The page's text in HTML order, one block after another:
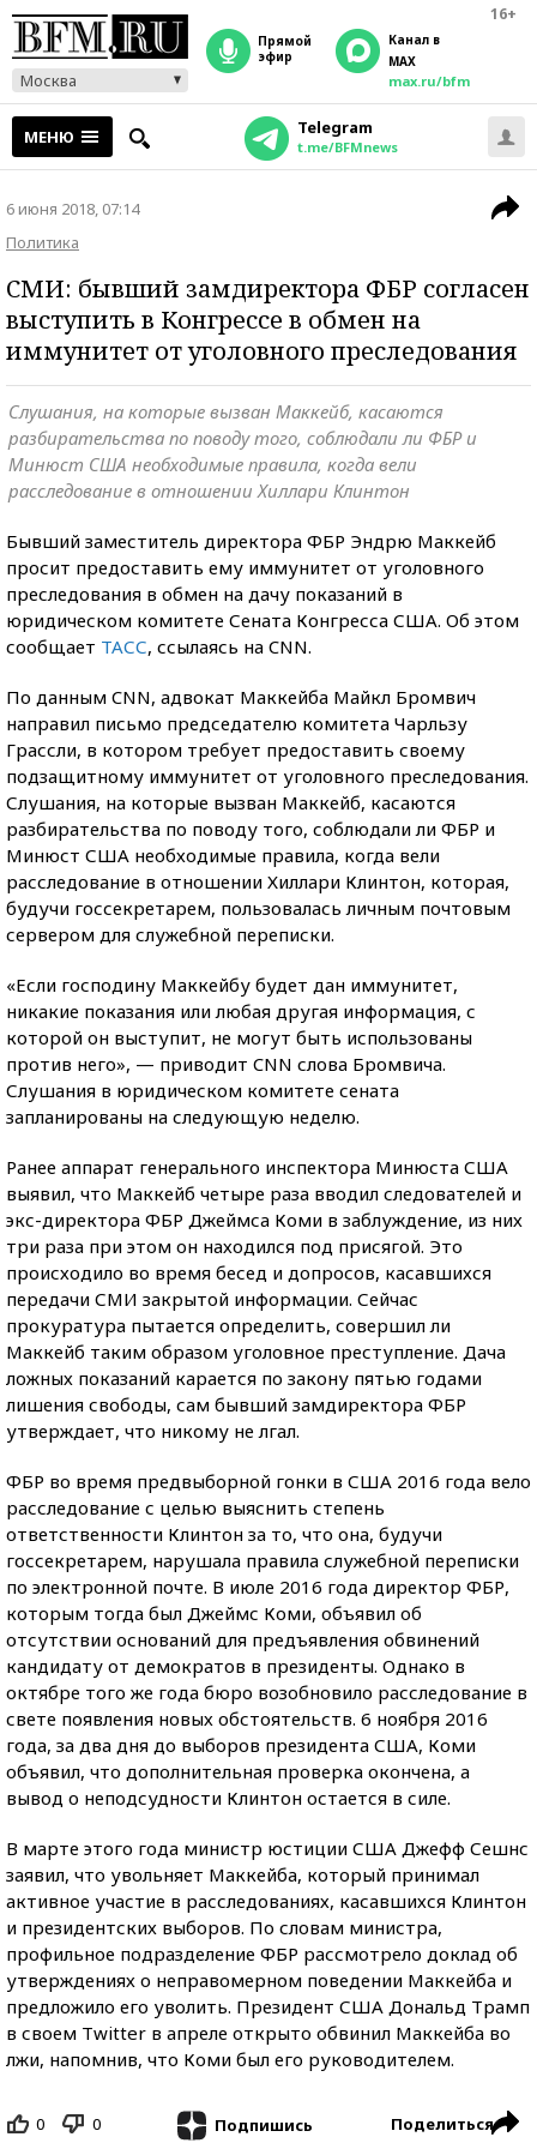
16+
Москва
прямой
эфир
Канал в
MAX
max.ru/bfm
МЕНЮ Telegram
t.me/BFMnews
6 июня 2018, 07:14
Политика
СМИ: бывший замдиректора ФБР согласен
выступить в Конгрессе в обмен на
иммунитет от уголовного преследования
Слушания, на которые вызван Маккейб, касаются
разбирательства по поводу того, соблюдали ли ФБР и
Минюст США необходимые правила, когда вели
расследование в отношении Хиллари Клинтон
Бывший заместитель директора ФБР Эндрю Маккейб
просит предоставить ему иммунитет от уголовного
преследования в обмен на дачу показаний в
юридическом комитете Сената Конгресса США. Об этом
сообщает ТАСС, ссылаясь на CNN.
По данным CNN, адвокат Маккейба Майкл Бромвич
направил письмо председателю комитета Чарльзу
Грассли, в котором требует предоставить своему
подзащитному иммунитет от уголовного преследования.
Слушания, на которые вызван Маккейб, касаются
разбирательства по поводу того, соблюдали ли ФБР и
Минюст США необходимые правила, когда вели
расследование в отношении Хиллари Клинтон, которая,
будучи госсекретарем, пользовалась личным почтовым
сервером для служебной переписки.
«Если господину Маккейбу будет дан иммунитет,
никакие показания или любая другая информация, с
которой он выступит, не могут быть использованы
против него», — приводит CNN слова Бромвича.
Слушания в юридическом комитете сената
запланированы на следующую неделю.
Ранее аппарат генерального инспектора Минюста США
выявил, что Маккейб четыре раза вводил следователей и
экс-директора ФБР Джеймса Коми в заблуждение, из них
три раза при этом он находился под присягой. Это
происходило во время бесед и допросов, касавшихся
передачи СМИ закрытой информации. Сейчас
прокуратура пытается определить, совершил ли
Маккейб таким образом уголовное преступление. Дача
ложных показаний карается по закону пятью годами
лишения свободы, сам бывший замдиректора ФБР
утверждает, что никому не лгал.
ФБР во время предвыборной гонки в США 2016 года вело
расследование с целью выяснить степень
ответственности Клинтон за то, что она, будучи
госсекретарем, нарушала правила служебной переписки
по электронной почте. В июле 2016 года директор ФБР,
которым тогда был Джеймс Коми, объявил об
отсутствии оснований для предъявления обвинений
кандидату от демократов в президенты. Однако в
октябре того же года бюро возобновило расследование в
свете появления новых обстоятельств. 6 ноября 2016
года, за два дня до выборов президента США, Коми
объявил, что дополнительная проверка окончена, а
вывод о неподсудности Клинтон остается в силе.
В марте этого года министр юстиции США Джефф Сешнс
заявил, что увольняет Маккейба, который принимал
активное участие в расследованиях, касавшихся Клинтон
и президентских выборов. По словам министра,
профильное подразделение ФБР рассмотрело доклад об
утверждениях о неправомерном поведении Маккейба и
предложило его уволить. Президент США Дональд Трамп
в своем Twitter в апреле открыто обвинил Маккейба во
лжи, напомнив, что Коми был его руководителем.
0 0 Подпишись Поделиться